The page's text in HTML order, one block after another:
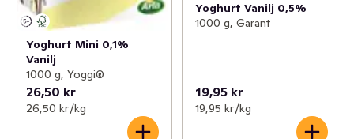
Yoghurt Mini 0,1%
Vanilj
1000 g, Yoggi®
26,50 kr
26,50 kr /kg
Yoghurt Vanilj 0,5%
1000 g, Garant
19,95 kr
19,95 kr /kg